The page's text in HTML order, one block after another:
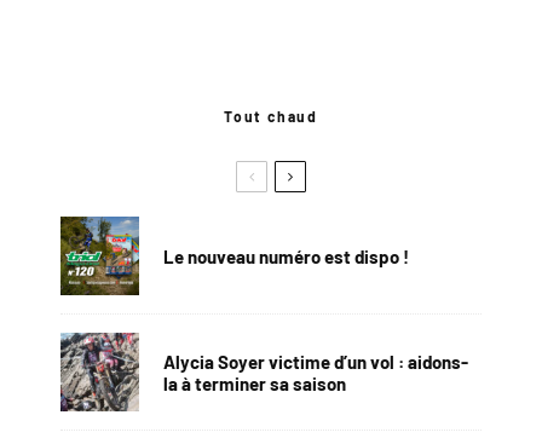
Tout chaud
Le nouveau numéro est dispo !
Alycia Soyer victime d’un vol : aidons-
la à terminer sa saison